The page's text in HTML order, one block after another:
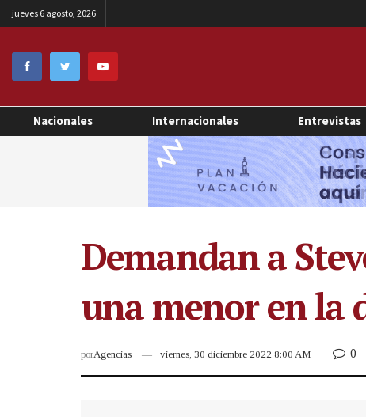
jueves 6 agosto, 2026
Nacionales Internacionales Entrevistas
Demandan a
una menor en la
porAgencias viernes, 30 diciembre 2022 8:00 AM 0